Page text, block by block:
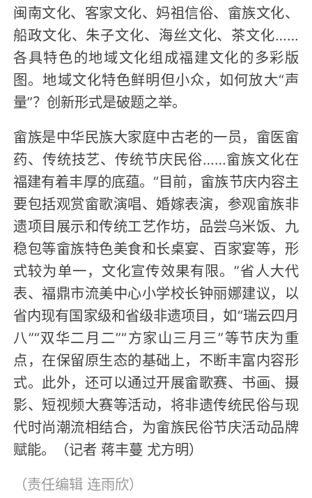
闽南文化、客家文化、妈祖信俗、畲族文化、
船政文化、朱子文化、海丝文化、茶文化……
各具特色的地域文化组成福建文化的多彩版
图。地域文化特色鲜明但小众，如何放大“声
量”？创新形式是破题之举。
畲族是中华民族大家庭中古老的一员，畲医畲
药、传统技艺、传统节庆民俗……畲族文化在
福建有着丰厚的底蕴。“目前，畲族节庆内容主
要包括观赏畲歌演唱、婚嫁表演，参观畲族非
遗项目展示和传统工艺作坊，品尝乌米饭、九
稳包等畲族特色美食和长桌宴、百家宴等，形
式较为单一，文化宣传效果有限。”省人大代
表、福鼎市流美中心小学校长钟丽娜建议，以
省内现有国家级和省级非遗项目，如“瑞云四月
八”“双华二月二”“方家山三月三”等节庆为重
点，在保留原生态的基础上，不断丰富内容形
式。此外，还可以通过开展畲歌赛、书画、摄
影、短视频大赛等活动，将非遗传统民俗与现
代时尚潮流相结合，为畲族民俗节庆活动品牌
赋能。（记者 蒋丰蔓 尤方明）
（责任编辑 连雨欣）